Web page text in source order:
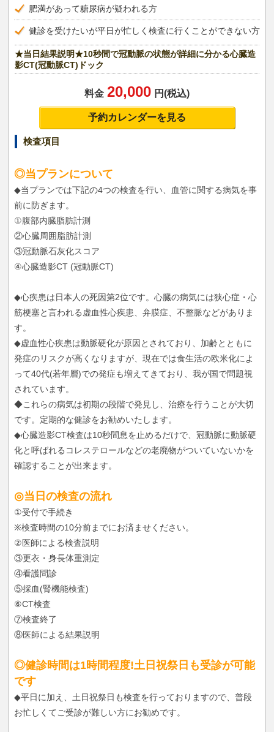
肥満があって糖尿病が疑われる方
健診を受けたいが平日が忙しく検査に行くことができない方
★当日結果説明★10秒間で冠動脈の状態が詳細に分かる心臓造
影CT(冠動脈CT)ドック
料金 20,000 円(税込)
予約カレンダーを見る
検査項目
◎当プランについて
◆当プランでは下記の4つの検査を行い、血管に関する病気を事
前に防ぎます。
①腹部内臓脂肪計測
②心臓周囲脂肪計測
③冠動脈石灰化スコア
④心臓造影CT (冠動脈CT)
◆心疾患は日本人の死因第2位です。心臓の病気には狭心症・心
筋梗塞と言われる虚血性心疾患、弁膜症、不整脈などがありま
す。
◆虚血性心疾患は動脈硬化が原因とされており、加齢とともに
発症のリスクが高くなりますが、現在では食生活の欧米化によ
って40代(若年層)での発症も増えてきており、我が国で問題視
されています。
◆これらの病気は初期の段階で発見し、治療を行うことが大切
です。定期的な健診をお勧めいたします。
◆心臓造影CT検査は10秒間息を止めるだけで、冠動脈に動脈硬
化と呼ばれるコレステロールなどの老廃物がついていないかを
確認することが出来ます。
◎当日の検査の流れ
①受付で手続き
※検査時間の10分前までにお済ませください。
②医師による検査説明
③更衣・身長体重測定
④看護問診
⑤採血(腎機能検査)
⑥CT検査
⑦検査終了
⑧医師による結果説明
◎健診時間は1時間程度!土日祝祭日も受診が可能
です
◆平日に加え、土日祝祭日も検査を行っておりますので、普段
お忙しくてご受診が難しい方にお勧めです。